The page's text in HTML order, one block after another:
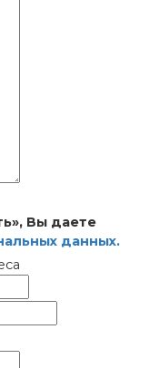
Вы даете
данных.